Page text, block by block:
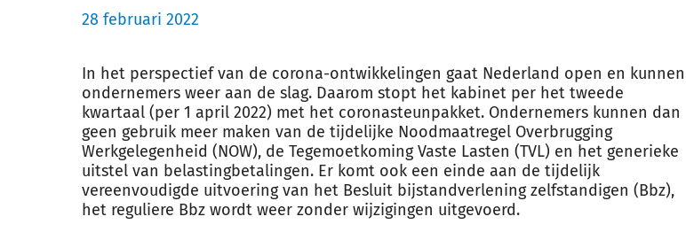
28 februari 2022
In het perspectief van de corona-ontwikkelingen gaat Nederland open en kunnen
ondernemers weer aan de slag. Daarom stopt het kabinet per het tweede
kwartaal (per 1 april 2022) met het coronasteunpakket. Ondernemers kunnen dan
geen gebruik meer maken van de tijdelijke Noodmaatregel Overbrugging
Werkgelegenheid (NOW), de Tegemoetkoming Vaste Lasten (TVL) en het generieke
uitstel van belastingbetalingen. Er komt ook een einde aan de tijdelijk
vereenvoudigde uitvoering van het Besluit bijstandverlening zelfstandigen (Bbz),
het reguliere Bbz wordt weer zonder wijzigingen uitgevoerd.